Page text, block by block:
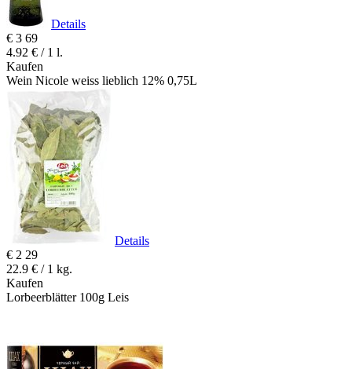
Details
€ 3 69
4.92 € / 1 l.
Kaufen
Wein Nicole weiss lieblich 12% 0,75L
Details
€ 2 29
22.9 € / 1 kg.
Kaufen
Lorbeerblätter 100g Leis